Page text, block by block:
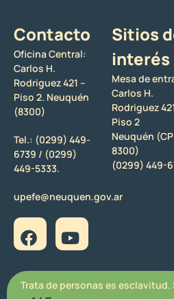
Contacto
Oficina Central:
Carlos H.
Rodriguez 421 –
Piso 2. Neuquén
(8300)
Tel.: (0299) 449-
6739 / (0299)
449-5333.
upefe@neuquen.gov.ar
Sitios
interés
Mesa de
Carlos H.
Rodriguez
Piso 2
Neuquén
8300)
(0299) 449-
Trata de personas es esclavitud.